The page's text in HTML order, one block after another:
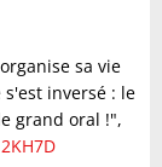
sa vie
inversé : le
grand oral !",